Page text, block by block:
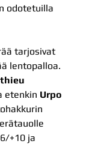
odotetuilla
tarjosivat
lentopalloa.
etenkin Urpo
+10 ja